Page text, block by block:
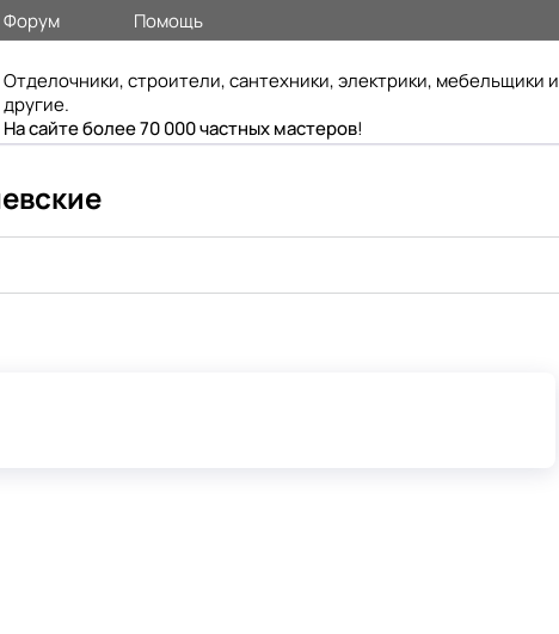
Форум Помощь
Отделочники, строители, сантехники, электрики, мебельщики и
другие.
На сайте более 70 000 частных мастеров!